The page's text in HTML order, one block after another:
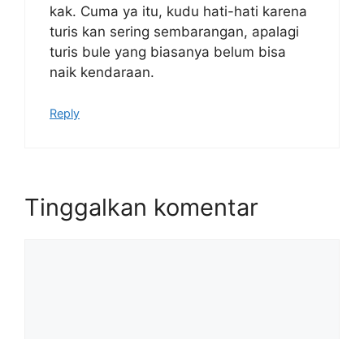
kak. Cuma ya itu, kudu hati-hati karena
turis kan sering sembarangan, apalagi
turis bule yang biasanya belum bisa
naik kendaraan.
Reply
Tinggalkan komentar